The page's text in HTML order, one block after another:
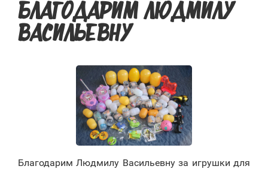
БЛАГОДАРИМ ЛЮДМИЛУ
ВАСИЛЬЕВНУ
Благодарим Людмилу Васильевну за игрушки для